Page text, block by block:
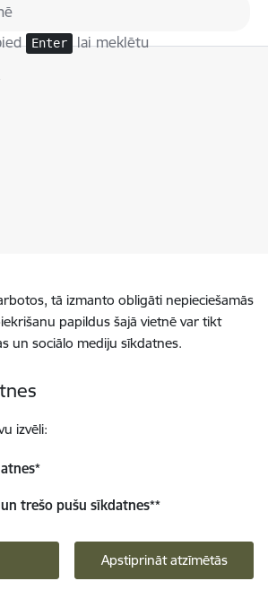
Enter lai meklētu
tā izmanto obligāti nepieciešamās
papildus šajā vietnē var tikt
un sociālo mediju sīkdatnes.
izvēli:
*
trešo pušu sīkdatnes**
Apstiprināt atzīmētās